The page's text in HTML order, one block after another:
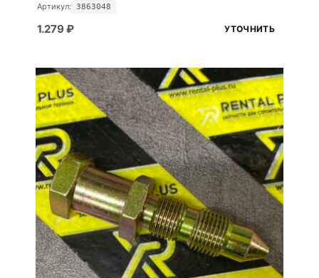
Артикул: 3863048
1.279 ₽ УТОЧНИТЬ